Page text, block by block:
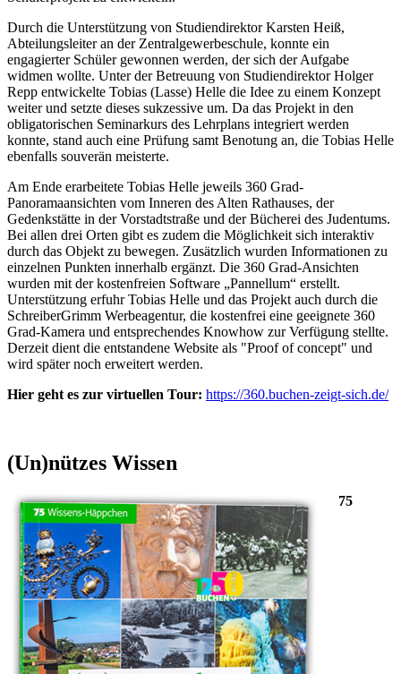
Durch die Unterstützung von Studiendirektor Karsten Heiß,
Abteilungsleiter an der Zentralgewerbeschule, konnte ein
engagierter Schüler gewonnen werden, der sich der Aufgabe
widmen wollte. Unter der Betreuung von Studiendirektor Holger
Repp entwickelte Tobias (Lasse) Helle die Idee zu einem Konzept
weiter und setzte dieses sukzessive um. Da das Projekt in den
obligatorischen Seminarkurs des Lehrplans integriert werden
konnte, stand auch eine Prüfung samt Benotung an, die Tobias Helle
ebenfalls souverän meisterte.
Am Ende erarbeitete Tobias Helle jeweils 360 Grad-
Panoramaansichten vom Inneren des Alten Rathauses, der
Gedenkstätte in der Vorstadtstraße und der Bücherei des Judentums.
Bei allen drei Orten gibt es zudem die Möglichkeit sich interaktiv
durch das Objekt zu bewegen. Zusätzlich wurden Informationen zu
einzelnen Punkten innerhalb ergänzt. Die 360 Grad-Ansichten
wurden mit der kostenfreien Software „Pannellum“ erstellt.
Unterstützung erfuhr Tobias Helle und das Projekt auch durch die
SchreiberGrimm Werbeagentur, die kostenfrei eine geeignete 360
Grad-Kamera und entsprechendes Knowhow zur Verfügung stellte.
Derzeit dient die entstandene Website als "Proof of concept" und
wird später noch erweitert werden.
Hier geht es zur virtuellen Tour: https://360.buchen-zeigt-sich.de/
(Un)nützes Wissen
75